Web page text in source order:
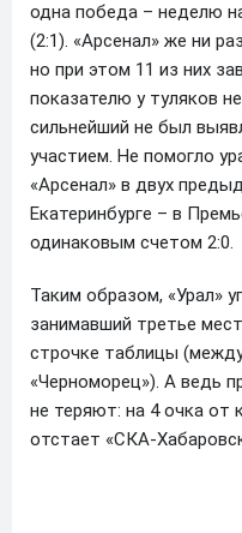
одна победа – неделю
(2:1). «Арсенал» же ни
но при этом 11 из них
показателю у туляков
сильнейший не был
участием. Не помогло
«Арсенал» в двух
Екатеринбурге – в
одинаковым счетом 2:0.
Таким образом, «Урал»
занимавший третье
строчке таблицы
«Черноморец»). А ведь
не теряют: на 4 очка
отстает «СКА-